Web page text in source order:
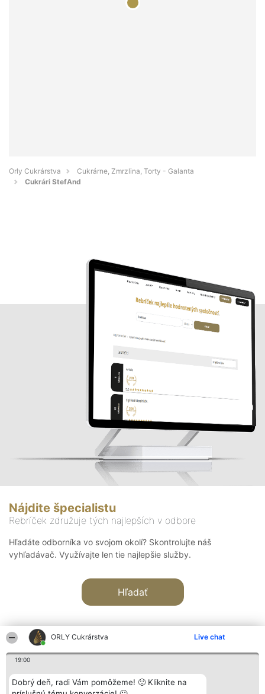
ORLY Cukrárstva Live chat
19:00
Dobrý deň, radi Vám pomôžeme! 🙂 Kliknite na
Orly Cukrárstva
Cukrárne, Zmrzlina, Torty - Galanta
Cukrári StefAnd
Nájdite špecialistu
Rebríček združuje tých najlepších v odbore
Hľadáte odborníka vo svojom okolí? Skontrolujte náš
vyhľadávač. Využívajte len tie najlepšie služby.
Hľadať
Organizátor hodnotenia
Bright Side Solutions sp. z o.
Hodnotenie
Laureáti
Kontakt
Kontakt